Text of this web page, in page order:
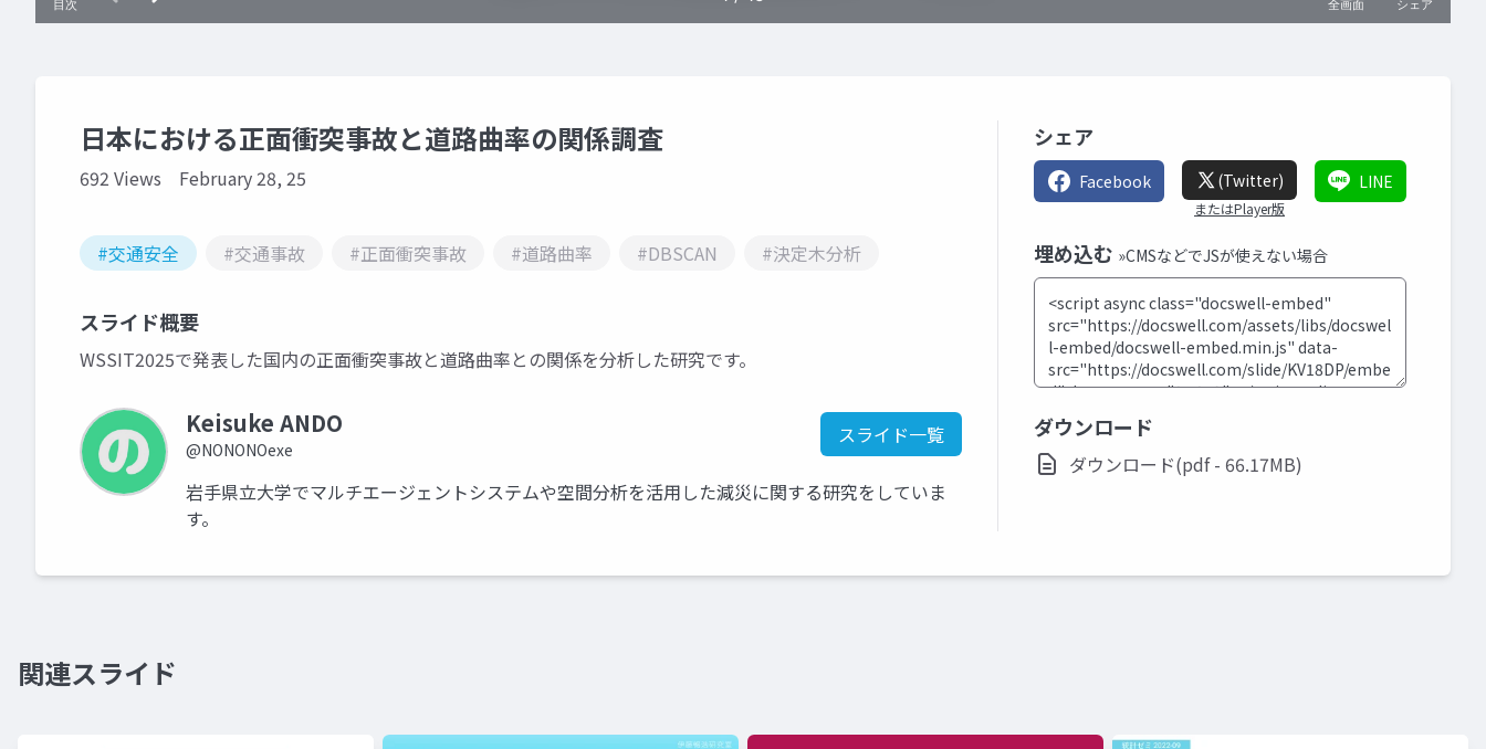
日本における正面衝突事故と道路曲率の関係調査
692 Views February 28, 25
#交通安全 #交通事故 #正面衝突事故 #道路曲率 #DBSCAN #決定木分析
スライド概要
WSSIT2025で発表した国内の正面衝突事故と道路曲率との関係を分析した研究です。
Keisuke ANDO
@NONONOexe
スライド一覧
岩手県立大学でマルチエージェントシステムや空間分析を活用した減災に関する研究をしていま
す。
シェア
Facebook (Twitter)
またはPlayer版
LINE
埋め込む »CMSなどでJSが使えない場合
ダウンロード
ダウンロード(pdf - 66.17MB)
関連スライド